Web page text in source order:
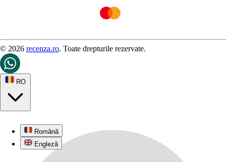
© 2026 recenza.ro. Toate drepturile rezervate.
RO
Română
Engleză